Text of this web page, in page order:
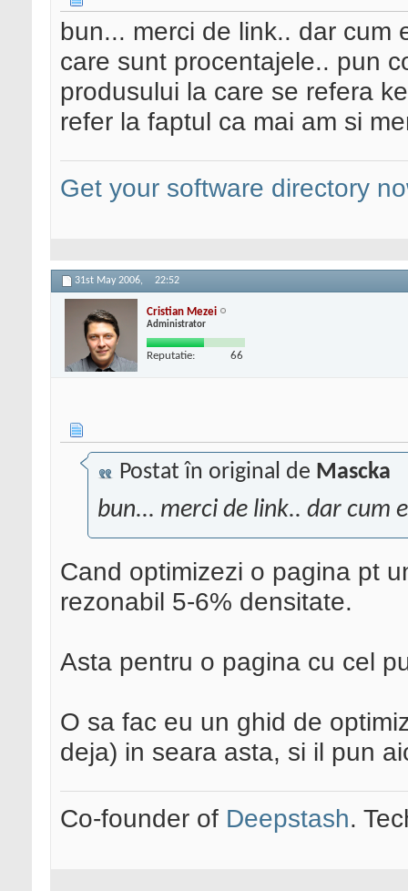
bun... merci de link.. dar cum
care sunt procentajele.. pun
produsului la care se refera
refer la faptul ca mai am si
Get your software directory
31st May 2006, 22:52
Cristian Mezei
Administrator
Reputatie: 66
Postat în original de Mascka
bun... merci de link.. dar cum
Cand optimizezi o pagina pt
rezonabil 5-6% densitate.
Asta pentru o pagina cu cel
O sa fac eu un ghid de
deja) in seara asta, si il pun
Co-founder of Deepstash.